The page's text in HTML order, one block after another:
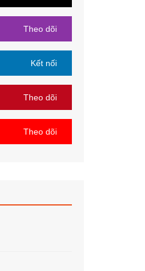
Theo dõi
Kết nối
Theo dõi
Theo dõi